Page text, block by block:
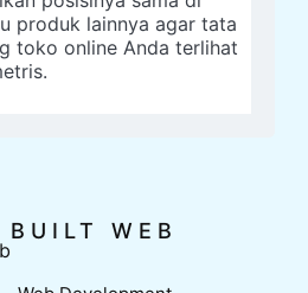
produk lainnya agar tata
toko online Anda terlihat
BUILT WEB